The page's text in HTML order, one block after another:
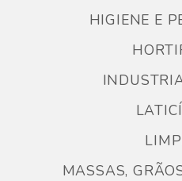
HIGIENE E
MASSAS,